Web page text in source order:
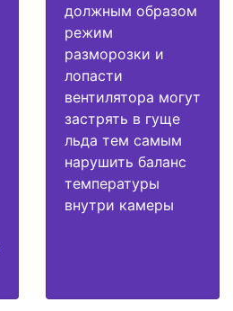
должным образом
режим
разморозки и
лопасти
вентилятора могут
застрять в гуще
льда тем самым
нарушить баланс
температуры
внутри камеры